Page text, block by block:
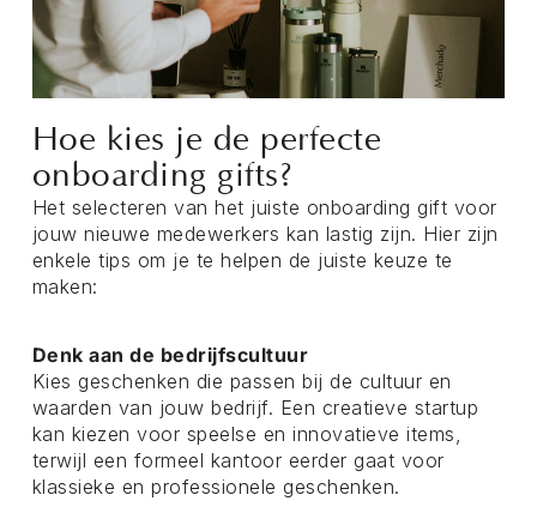
Hoe kies je de perfecte
onboarding gifts?
Het selecteren van het juiste onboarding gift voor
jouw nieuwe medewerkers kan lastig zijn. Hier zijn
enkele tips om je te helpen de juiste keuze te
maken:
Denk aan de bedrijfscultuur
Kies geschenken die passen bij de cultuur en
waarden van jouw bedrijf. Een creatieve startup
kan kiezen voor speelse en innovatieve items,
terwijl een formeel kantoor eerder gaat voor
klassieke en professionele geschenken.